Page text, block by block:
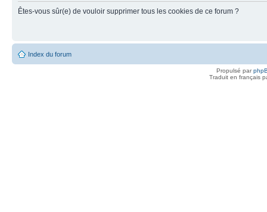
Êtes-vous sûr(e) de vouloir supprimer tous les cookies de ce forum ?
Index du forum
Propulsé par
Traduit en français